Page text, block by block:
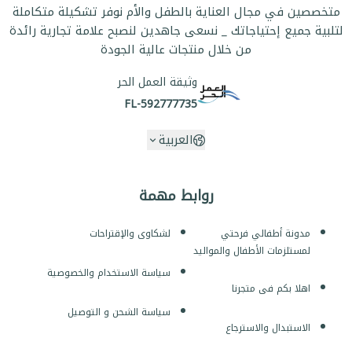
روابط مهمة
مدونة أطفالي فرحتي
لمستلزمات الأطفال والمواليد
اهلا بكم فى متجرنا
الاستبدال والاسترجاع
لشكاوى والإقتراحات
سياسة الاستخدام والخصوصية
سياسة الشحن و التوصيل
متخصصين في مجال العناية بالطفل والأم نوفر تشكيلة متكاملة
لتلبية جميع إحتياجاتك _ نسعى جاهدين لنصبح علامة تجارية رائدة
من خلال منتجات عالية الجودة
وثيقة العمل الحر
FL-592777735
العربية